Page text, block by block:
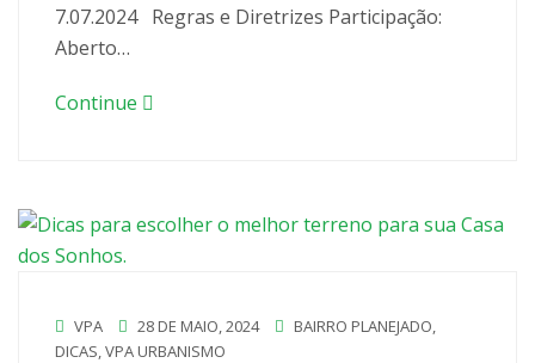
7.07.2024 Regras e Diretrizes Participação:
Aberto…
Continue
VPA 28 DE MAIO, 2024 BAIRRO PLANEJADO,
DICAS,VPA URBANISMO